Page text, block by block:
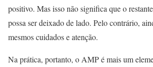
positivo. Mas isso não significa que o
possa ser deixado de lado. Pelo contrário,
mesmos cuidados e atenção.
Na prática, portanto, o AMP é mais um